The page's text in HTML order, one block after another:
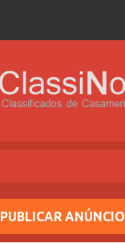
PUBLICAR ANÚNCIO